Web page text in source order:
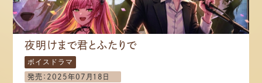
夜明けまで君とふたりで
ボイスドラマ​
発売：2025年07月18日